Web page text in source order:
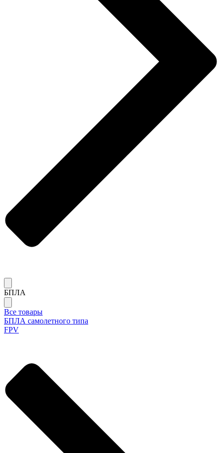
БПЛА
Все товары
БПЛА самолетного типа
FPV